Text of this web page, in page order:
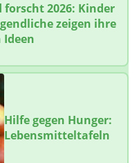
forscht 2026: Kinder
zeigen ihre
Ideen
Hilfe gegen Hunger:
Lebensmitteltafeln